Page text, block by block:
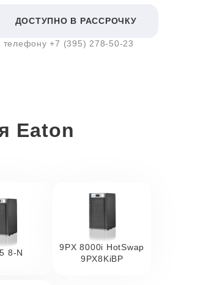
ДОСТУПНО В РАССРОЧКУ
телефону+7 (395) 278-50-23
Eaton
8-N
9PX 8000i HotSwap
9PX8KiBP